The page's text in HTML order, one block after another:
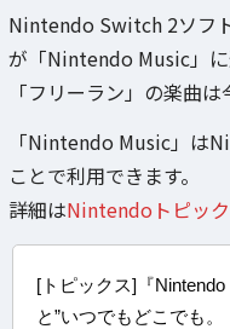
Nintendo Switch 2ソフ
が「Nintendo Music」に
「フリーラン」の楽曲
「Nintendo Music」は
ことで利用できます。
詳細はNintendoトピッ
[トピックス]『
と”いつでもどこでも